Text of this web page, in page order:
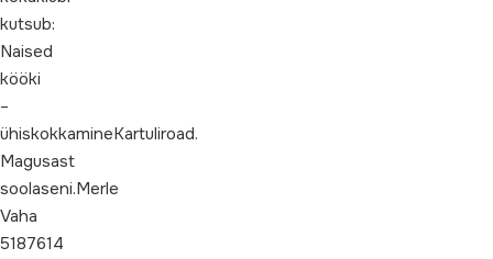
kutsub:
Naised
kööki
–
ühiskokkamineKartuliroad.
Magusast
soolaseni.Merle
Vaha
5187614